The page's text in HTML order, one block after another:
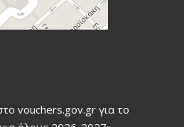
vouchers.gov.gr για το